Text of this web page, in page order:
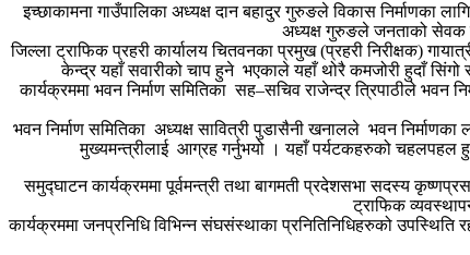
इच्छाकामना गाउँपालिका अध्यक्ष दान बहादुर गुरुङले विकास निर्माणका
अध्यक्ष गुरुङले जनताको सेवक
जिल्ला ट्राफिक प्रहरी कार्यालय चितवनका प्रमुख (प्रहरी निरीक्षक)
केन्द्र यहाँ सवारीको चाप हुने भएकाले यहाँ थोरै कमजोरी हुदाँ
कार्यक्रममा भवन निर्माण समितिका सह–सचिव राजेन्द्र त्रिपाठीले भवन
भवन निर्माण समितिका अध्यक्ष सावित्री पुडासैनी खनालले भवन
मुख्यमन्त्रीलाई आग्रह गर्नुभयो । यहाँ पर्यटकहरुको चहलपहल
समुद्घाटन कार्यक्रममा पूर्वमन्त्री तथा बागमती प्रदेशसभा सदस्य
ट्राफिक
कार्यक्रममा जनप्रनिधि विभिन्न संघसंस्थाका प्रनितिनिधिहरुको